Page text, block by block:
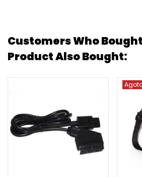
Customers Who
Product Also Bought: